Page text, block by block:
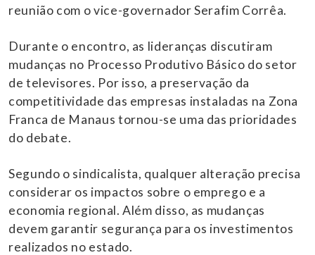
reunião com o vice-governador Serafim Corrêa.
Durante o encontro, as lideranças discutiram
mudanças no Processo Produtivo Básico do setor
de televisores. Por isso, a preservação da
competitividade das empresas instaladas na Zona
Franca de Manaus tornou-se uma das prioridades
do debate.
Segundo o sindicalista, qualquer alteração precisa
considerar os impactos sobre o emprego e a
economia regional. Além disso, as mudanças
devem garantir segurança para os investimentos
realizados no estado.